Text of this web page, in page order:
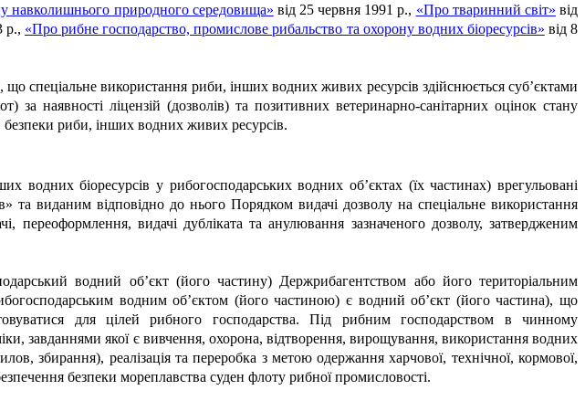
навколишнього природного середовища» від 25 червня 1991 р., «Про тваринний світ» від
р., «Про рибне господарство, промислове рибальство та охорону водних біоресурсів» від 8
спеціальне використання риби, інших водних живих ресурсів здійснюється суб’єктами
наявності ліцензій (дозволів) та позитивних ветеринарно-санітарних оцінок стану
безпеки риби, інших водних живих ресурсів.
водних біоресурсів у рибогосподарських водних об’єктах (їх частинах) врегульовані
виданим відповідно до нього Порядком видачі дозволу на спеціальне використання
переоформлення, видачі дубліката та анулювання зазначеного дозволу, затвердженим
водний об’єкт (його частину) Держрибагентством або його територіальним
водним об’єктом (його частиною) є водний об’єкт (його частина), що
для цілей рибного господарства. Під рибним господарством в чинному
завданнями якої є вивчення, охорона, відтворення, вирощування, використання водних
збирання), реалізація та переробка з метою одержання харчової, технічної, кормової,
безпеки мореплавства суден флоту рибної промисловості.